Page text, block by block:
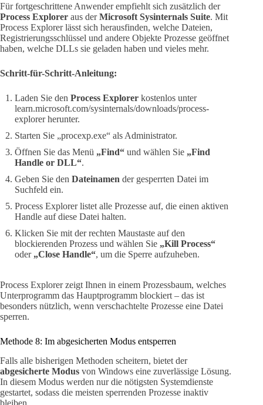
Für fortgeschrittene Anwender empfiehlt sich zusätzlich der
Process Explorer aus derMicrosoft Sysinternals Suite. Mit
Process Explorer lässt sich herausfinden, welche Dateien,
Registrierungsschlüssel und andere Objekte Prozesse geöffnet
haben, welche DLLs sie geladen haben und vieles mehr.
Schritt-für-Schritt-Anleitung:
Laden Sie den Process Explorer kostenlos unter
learn.microsoft.com/sysinternals/downloads/process-
explorer herunter.
Starten Sie „procexp.exe“ als Administrator.
Öffnen Sie das Menü „Find“ und wählen Sie „Find
Handle or DLL“.
Geben Sie den Dateinamen der gesperrten Datei im
Suchfeld ein.
Process Explorer listet alle Prozesse auf, die einen aktiven
Handle auf diese Datei halten.
Klicken Sie mit der rechten Maustaste auf den
blockierenden Prozess und wählen Sie „Kill Process“
oder „Close Handle“, um die Sperre aufzuheben.
Process Explorer zeigt Ihnen in einem Prozessbaum, welches
Unterprogramm das Hauptprogramm blockiert – das ist
besonders nützlich, wenn verschachtelte Prozesse eine Datei
sperren.
Methode 8: Im abgesicherten Modus entsperren
Falls alle bisherigen Methoden scheitern, bietet der
abgesicherte Modus von Windows eine zuverlässige Lösung.
In diesem Modus werden nur die nötigsten Systemdienste
gestartet, sodass die meisten sperrenden Prozesse inaktiv
bleiben.